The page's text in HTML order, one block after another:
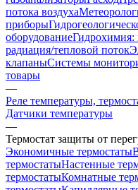
потока воздуха
приборы
оборудованиеГидрохимия:
радиация/тепловой поток
клапаныСистемы
товары
—
Реле температуры,
Датчики температуры
—
Термостат защиты от
Экономичные термостаты
термостатыНастенные
термостатыКомнатные